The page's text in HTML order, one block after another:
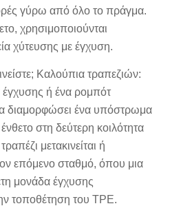
γύρω από όλο το πράγμα.
χρησιμοποιούνται
χύτευσης με έγχυση.
Καλούπια τραπεζιών:
έγχυσης ή ένα ρομπότ
διαμορφώσει ένα υπόστρωμα
στη δεύτερη κοιλότητα
μετακινείται ή
επόμενο σταθμό, όπου μια
μονάδα έγχυσης
τοποθέτηση του TPE.